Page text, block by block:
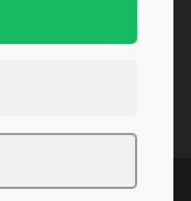
Dryades. Tous